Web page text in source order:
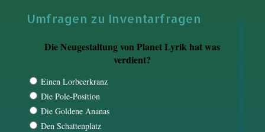
Umfragen zu Inventarfragen
Die Neugestaltung von Planet Lyrik hat was
verdient?
Einen Lorbeerkranz
Die Pole-Position
Die Goldene Ananas
Den Schattenplatz